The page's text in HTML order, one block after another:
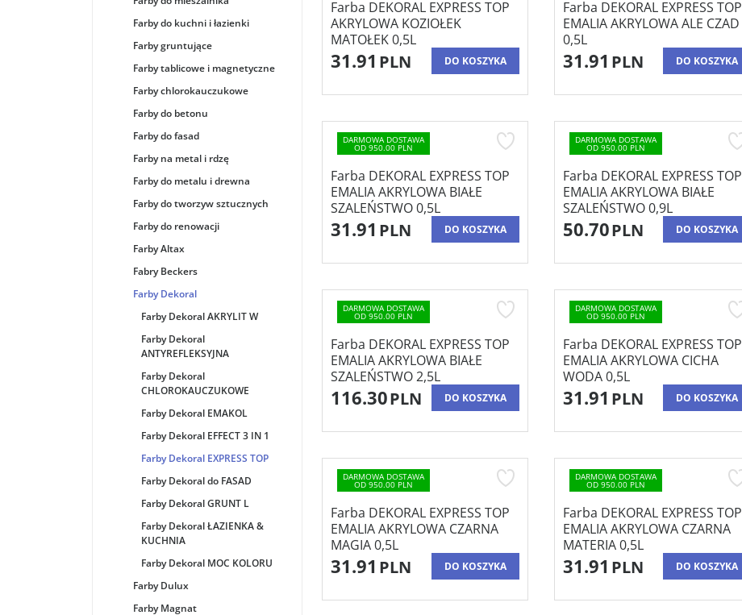
Farba DEKORAL EXPRESS TOP
AKRYLOWA KOZIOŁEK
MATOŁEK 0,5L
31.91 PLN DO KOSZYKA
Farba DEKORAL EXPRESS TOP
EMALIA AKRYLOWA ALE CZAD
0,5L
31.91 PLN DO KOSZYKA
DARMOWA DOSTAWA
OD 950.00 PLN
Farba DEKORAL EXPRESS TOP
EMALIA AKRYLOWA BIAŁE
SZALEŃSTWO 0,5L
31.91 PLN DO KOSZYKA
DARMOWA DOSTAWA
OD 950.00 PLN
Farba DEKORAL EXPRESS TOP
EMALIA AKRYLOWA BIAŁE
SZALEŃSTWO 0,9L
50.70PLN DO KOSZYKA
DARMOWA DOSTAWA
OD 950.00 PLN
Farba DEKORAL EXPRESS TOP
EMALIA AKRYLOWA BIAŁE
SZALEŃSTWO 2,5L
116.30PLN DO KOSZYKA
DARMOWA DOSTAWA
OD 950.00 PLN
Farba DEKORAL EXPRESS TOP
EMALIA AKRYLOWA CICHA
WODA 0,5L
31.91 PLN DO KOSZYKA
DARMOWA DOSTAWA
OD 950.00 PLN
Farba DEKORAL EXPRESS TOP
EMALIA AKRYLOWA CZARNA
MAGIA 0,5L
31.91 PLN DO KOSZYKA
DARMOWA DOSTAWA
OD 950.00 PLN
Farba DEKORAL EXPRESS TOP
EMALIA AKRYLOWA CZARNA
MATERIA 0,5L
31.91 PLN DO KOSZYKA
Farby do kuchni i łazienki
Farby gruntujące
Farby tablicowe i magnetyczne
Farby chlorokauczukowe
Farby do betonu
Farby do fasad
Farby na metal i rdzę
Farby do metalu i drewna
Farby do tworzyw sztucznych
Farby do renowacji
Farby Altax
Fabry Beckers
Farby Dekoral
Farby Dekoral AKRYLIT W
Farby Dekoral
ANTYREFLEKSYJNA
Farby Dekoral
CHLOROKAUCZUKOWE
Farby Dekoral EMAKOL
Farby Dekoral EFFECT 3 IN 1
Farby Dekoral EXPRESS TOP
Farby Dekoral do FASAD
Farby Dekoral GRUNT L
Farby Dekoral ŁAZIENKA &
KUCHNIA
Farby Dekoral MOC KOLORU
Farby Dulux
Farby Magnat